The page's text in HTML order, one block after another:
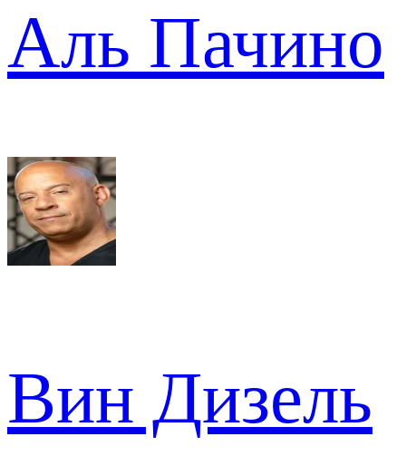
Аль Пачино
Вин Дизель